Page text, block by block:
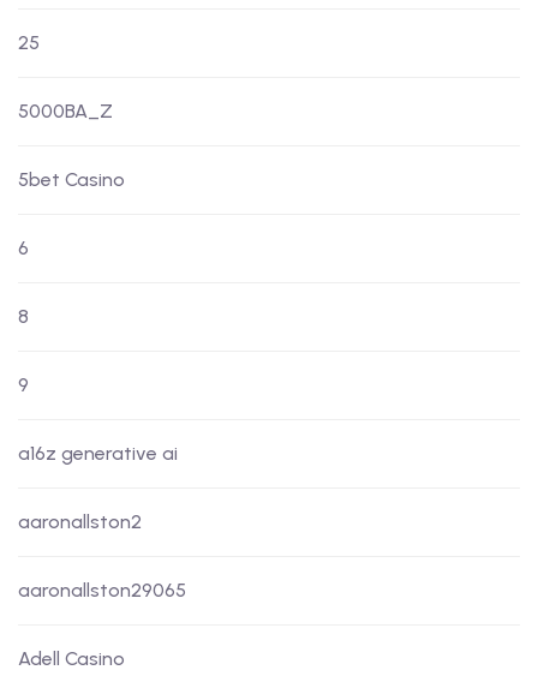
25
5000BA_Z
5bet Casino
6
8
9
a16z generative ai
aaronallston2
aaronallston29065
Adell Casino